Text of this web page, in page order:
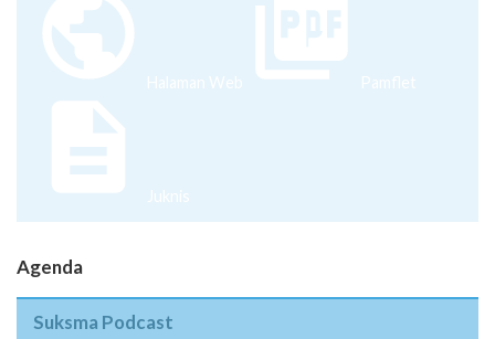
Halaman Web Pamflet
Juknis
Agenda
Suksma Podcast